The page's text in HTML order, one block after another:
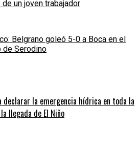
un joven trabajador
Belgrano goleó 5-0 a Boca en el
de Serodino
declarar la emergencia hídrica en toda la
llegada de El Niño